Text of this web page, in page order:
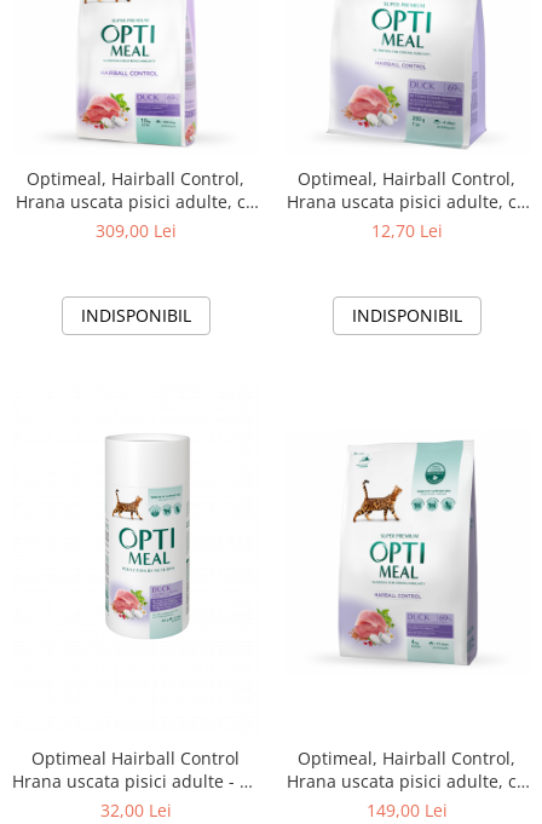
Optimeal, Hairball Control,
Hrana uscata pisici adulte, cu
Rata, 10kg
309,00 Lei
INDISPONIBIL
Optimeal, Hairball Control,
Hrana uscata pisici adulte, cu
Rata, 200g
12,70 Lei
INDISPONIBIL
Optimeal Hairball Control
Hrana uscata pisici adulte - cu
Rata, 650g
32,00 Lei
Optimeal, Hairball Control,
Hrana uscata pisici adulte, cu
Rata, 4kg
149,00 Lei